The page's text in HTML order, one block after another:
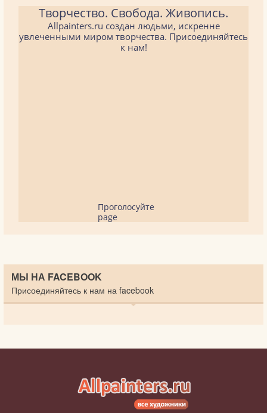
Творчество. Свобода. Живопись.
Allpainters.ru создан людьми, искренне
увлеченными миром творчества. Присоединяйтесь
к нам!
Проголосуйте
page
МЫ НА FACEBOOK
Присоединяйтесь к нам на facebook